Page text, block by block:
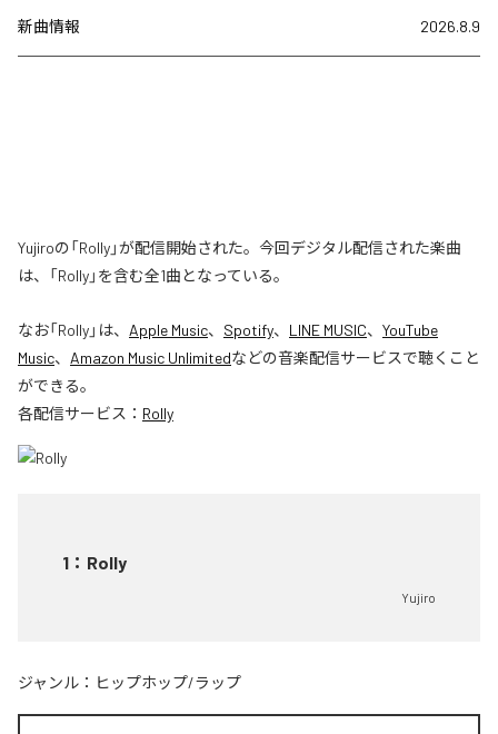
新曲情報 2026.8.9
Yujiroの「Rolly」が配信開始された。今回デジタル配信された楽曲
は、「Rolly」を含む全1曲となっている。
なお「Rolly」は、 Apple Music、 Spotify、 LINE MUSIC、 YouTube
Music、 Amazon Music Unlimitedなどの音楽配信サービスで聴くこと
ができる。
各配信サービス： Rolly
1 ： Rolly
Yujiro
ジャンル： ヒップホップ/ラップ